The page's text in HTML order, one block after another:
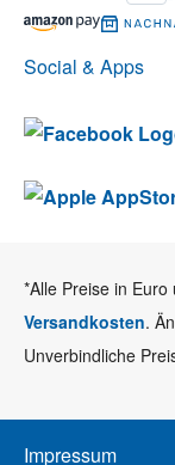
Social & Apps
*Alle Preise in
Versandkosten.
Unverbindliche
Impressum